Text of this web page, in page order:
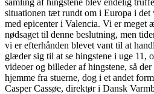
situationen tæt rundt om i Europa i det
med epicenter i Valencia. Vi er meget
nødsaget til denne beslutning, men
vi er efterhånden blevet vant til at
glæder sig til at se hingstene i uge 11,
videoer og billeder af hingstene, så
hjemme fra stuerne, dog i et andet
Casper Cassøe, direktør i Dansk